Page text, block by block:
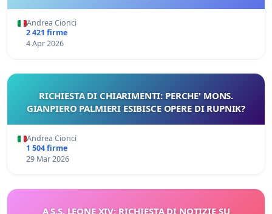
Andrea Cionci
2 421 firme
4 Apr 2026
RICHIESTA DI CHIARIMENTI: PERCHE' MONS.
GIANPIERO PALMIERI ESIBISCE OPERE DI RUPNIK?
Andrea Cionci
1 504 firme
29 Mar 2026
A S.S. LEONE XIV: RICHIESTA DI NOTIZIE SU